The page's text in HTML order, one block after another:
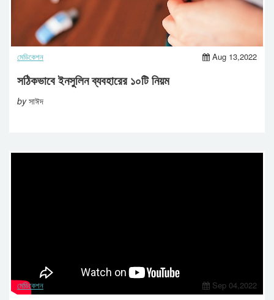
মেডিকেশন Aug 13,2022
সঠিকভাবে ইনসুলিন ব্যবহারের ১০টি নিয়ম
byসাঈদ
মেডিকেশন Sep 04,2022